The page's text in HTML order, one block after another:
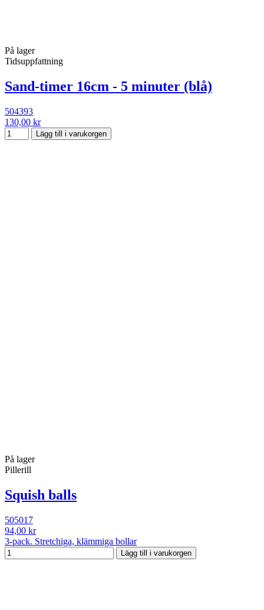
På lager
Tidsuppfattning
Sand-timer 16cm - 5 minuter (blå)
504393
130,00 kr
Lägg till i varukorgen
På lager
Pillerill
Squish balls
505017
94,00 kr
3-pack. Stretchiga, klämmiga bollar
Lägg till i varukorgen